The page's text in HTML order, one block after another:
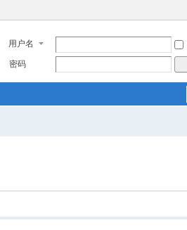
用户名
密码